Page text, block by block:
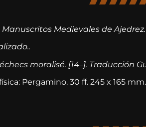
Medievales de Ajedrez.
échecs moralisé. [14–]. Traducción
Pergamino. 30 ff. 245 x 165 mm.